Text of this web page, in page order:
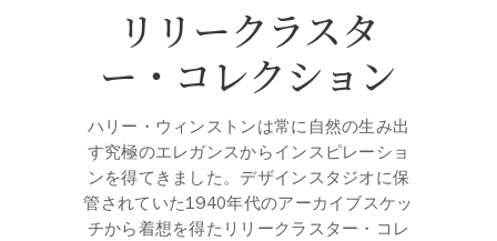
リリークラスタ
ー・コレクション
ハリー・ウィンストンは常に自然の生み出
す究極のエレガンスからインスピレーショ
ンを得てきました。デザインスタジオに保
管されていた1940年代のアーカイブスケッ
チから着想を得たリリークラスター・コレ